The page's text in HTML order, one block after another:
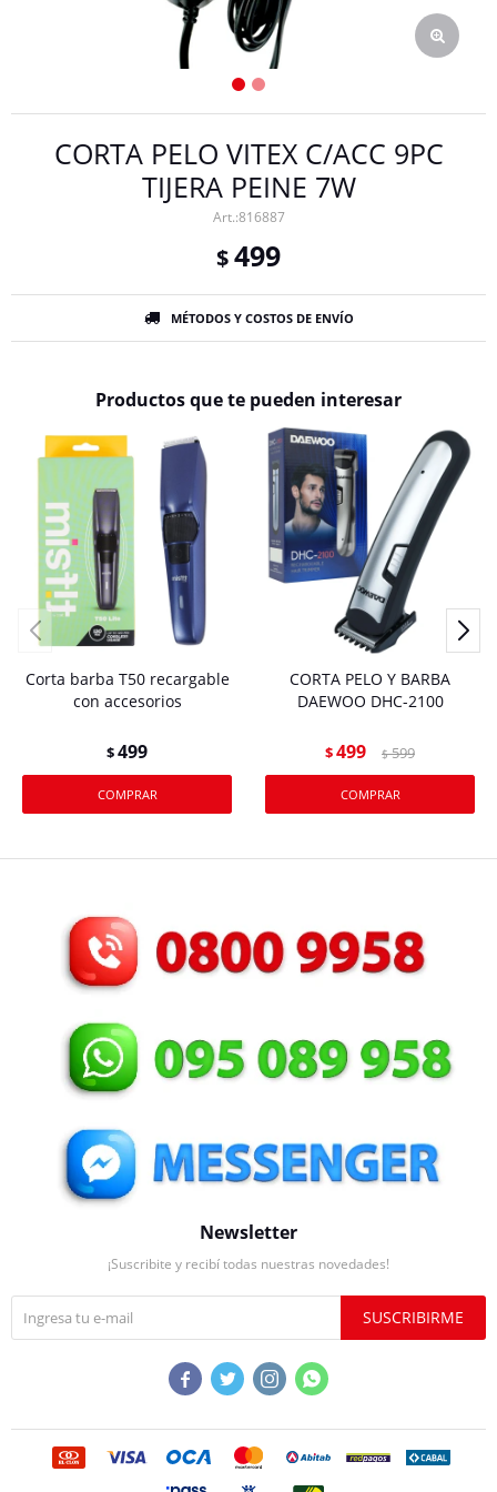
CORTA PELO VITEX C/ACC 9PC
TIJERA PEINE 7W
816887
$499
MÉTODOS Y COSTOS DE ENVÍO
Productos que te pueden interesar
Corta barba T50 recargable
con accesorios
$499
CORTA PELO Y BARBA
DAEWOO DHC-2100
$499 $ 599
Newsletter
¡Suscribite y recibí todas nuestras novedades!
SUSCRIBIRME
   